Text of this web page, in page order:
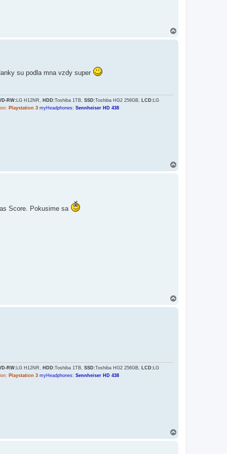
su podla mna vzdy super
RW:LG H12NR, HDD:Toshiba 1TB, SSD:Toshiba HG2 256GB, LCD:LG
Playstation 3 myHeadphones: Sennheiser HD 438
Score. Pokusime sa
RW:LG H12NR, HDD:Toshiba 1TB, SSD:Toshiba HG2 256GB, LCD:LG
Playstation 3 myHeadphones: Sennheiser HD 438